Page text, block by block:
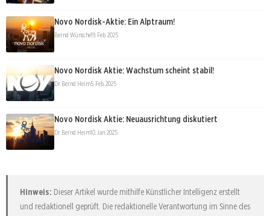
Novo Nordisk-Aktie: Ein Alptraum!
Bernd Wünsche19. Feb. 2025
Novo Nordisk Aktie: Wachstum scheint stabil!
Dr. Bernd Heim5. Feb. 2025
Novo Nordisk Aktie: Neuausrichtung diskutiert
Dr. Bernd Heim10. Jan. 2025
Hinweis: Dieser Artikel wurde mithilfe Künstlicher Intelligenz erstellt
und redaktionell geprüft. Die redaktionelle Verantwortung im Sinne des